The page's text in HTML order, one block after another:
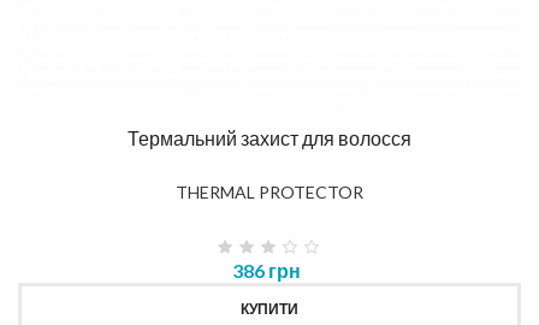
Термальний захист для волосся
THERMAL PROTECTOR
386 грн
КУПИТИ